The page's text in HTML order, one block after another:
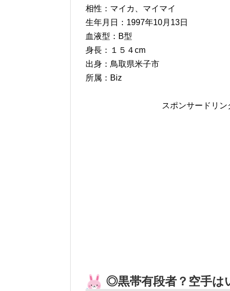
相性：マイカ、マイマイ
生年月日：1997年10月13日
血液型：B型
身長：１５４cm
出身：鳥取県米子市
所属：Biz
スポンサードリン
◎黒帯有段者？空手は